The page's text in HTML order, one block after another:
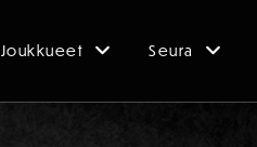
Joukkueet Seura